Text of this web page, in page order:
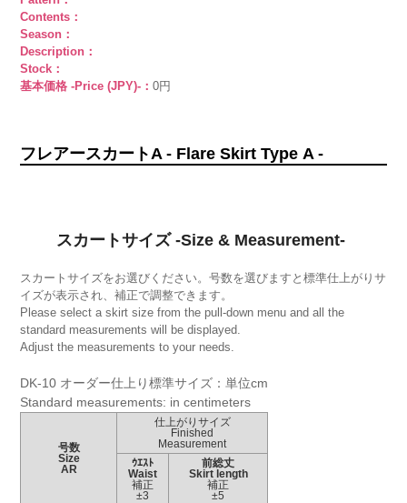
Contents：
Season：
Description：
Stock：
基本価格 -Price (JPY)-：0円
フレアースカートA - Flare Skirt Type A -
スカートサイズ -Size & Measurement-
スカートサイズをお選びください。号数を選びますと標準仕上がりサ
イズが表示され、補正で調整できます。
Please select a skirt size from the pull-down menu and all the
standard measurements will be displayed.
Adjust the measurements to your needs.
DK-10 オーダー仕上り標準サイズ：単位cm
Standard measurements: in centimeters
号数
Size
AR
仕上がりサイズ
Finished
Measurement
ｳｴｽﾄ
Waist
補正
±3
前総丈
Skirt length
補正
±5